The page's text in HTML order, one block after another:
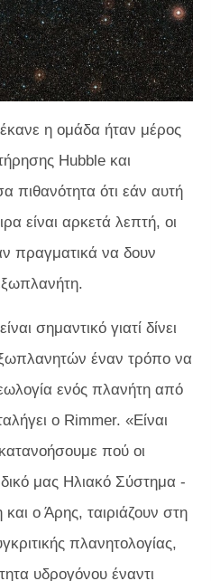
η ομάδα ήταν μέρος
Hubble και
πιθανότητα ότι εάν αυτή
είναι αρκετά λεπτή, οι
πραγματικά να δουν
σημαντικό γιατί δίνει
έναν τρόπο να
ενός πλανήτη από
ο Rimmer. «Είναι
πού οι
μας Ηλιακό Σύστημα -
ο Άρης, ταιριάζουν στη
πλανητολογίας,
υδρογόνου έναντι